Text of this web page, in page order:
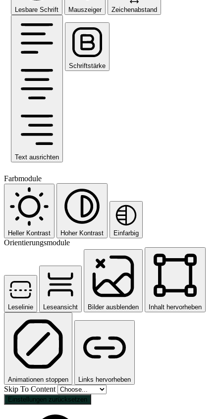
Lesbare Schrift Mauszeiger Zeichenabstand
Text ausrichten
Schriftstärke
Farbmodule
Heller Kontrast Hoher Kontrast Einfarbig
Orientierungsmodule
Leselinie Leseansicht Bilder ausblenden Inhalt hervorheben
Animationen stoppen Links hervorheben
Skip To Content
Einstellungen zurücksetzen